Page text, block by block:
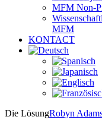
MFM Non-
MFM
KONTACT
Die LösungRobyn